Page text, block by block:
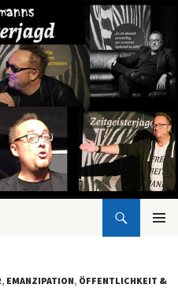
, EMANZIPATION, ÖFFENTLICHKEIT &